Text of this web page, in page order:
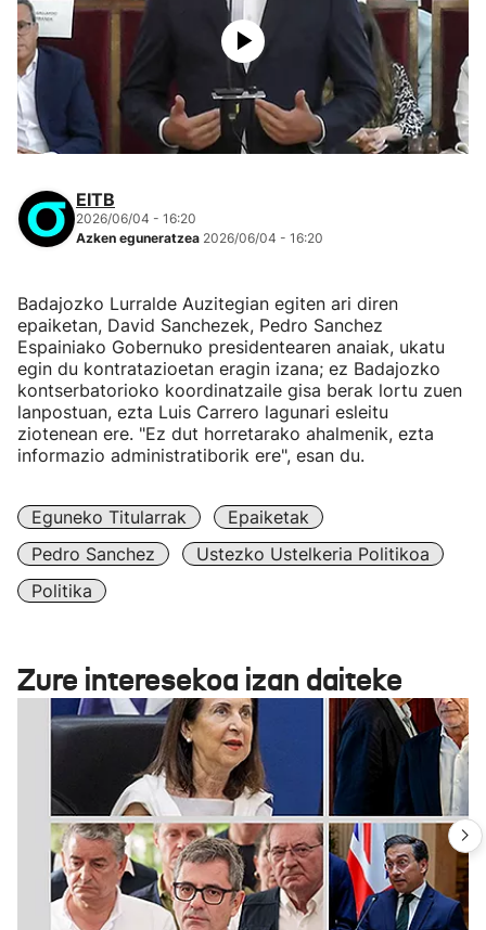
EITB
2026/06/04 - 16:20
Azken eguneratzea 2026/06/04 - 16:20
Badajozko Lurralde Auzitegian egiten ari diren
epaiketan, David Sanchezek, Pedro Sanchez
Espainiako Gobernuko presidentearen anaiak, ukatu
egin du kontratazioetan eragin izana; ez Badajozko
kontserbatorioko koordinatzaile gisa berak lortu zuen
lanpostuan, ezta Luis Carrero lagunari esleitu
ziotenean ere. "Ez dut horretarako ahalmenik, ezta
informazio administratiborik ere", esan du.
Eguneko Titularrak
Epaiketak
Pedro Sanchez
Ustezko Ustelkeria Politikoa
Politika
Zure interesekoa izan daiteke